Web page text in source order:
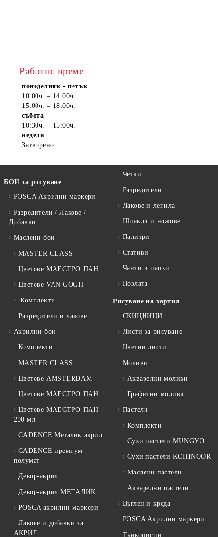
Работно време
понеделник - петък
10:00ч. – 14:00ч.
15:00ч. – 18:00ч.
събота
10:30ч. – 15:00ч.
неделя
Затворено
БОИ за рисуване
POSCA Акрилни маркери
Разредители / Лакове /
Добавки
Маслени бои
MASTER CLASS
Цветове МАЕСТРО ПАН
Цветове VAN GOGH
Комплекти
Разредители и лакове
Акрилни бои
Комплекти
MASTER CLASS
Цветове AMSTERDAM
Цветове МАЕСТРО ПАН
Цветове МАЕСТРО ПАН
200 мл.
CADENCE Металик акрил
CADENCE премиум
полумат
Декор-акрил
Декор-акрил МЕТАЛИК
POSCA акрилни маркери
Лакове и добавки за
АКРИЛ
Четки
Разредители
Лакове и лепила
Шпакли и ножове
Палитри
Стативи
Чанти и папки
Позлата
Рисуване на хартия
СКИЦНИЦИ
Листи за рисуване
Цветни листи
Моливи
Акварелни моливи
Графитни моливи
Пастели
Комплекти
Сухи пастели MUNGYO
Сухи пастели KOHINOOR
Маслени пастели
Акварелни пастели
Въглен и креда
POSCA Акрилни маркери
Тънкописци